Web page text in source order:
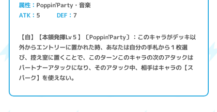
属性 Poppin'Party・音楽
ATK 5 DEF 7
【自】【本領発揮Lv５】〔Poppin'Party〕：このキャラがデッキ以
外からエントリーに置かれた時、あなたは自分の手札から１枚選
び、控え室に置くことで、このターンこのキャラの次のアタックは
パートナーアタックになり、そのアタック中、相手はキャラの【ス
パーク】を使えない。